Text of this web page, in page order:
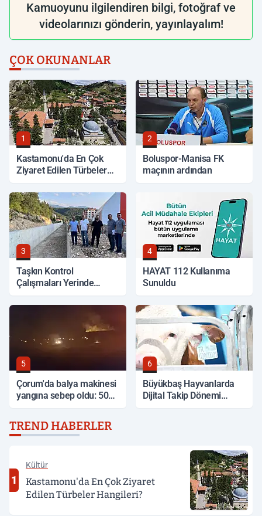
Kamuoyunu ilgilendiren bilgi, fotoğraf ve
videolarınızı gönderin, yayınlayalım!
ÇOK OKUNANLAR
1
Kastamonu'da En Çok
Ziyaret Edilen Türbeler
2
Boluspor-Manisa FK
maçının ardından
3
Taşkın Kontrol
Çalışmaları Yerinde
4
HAYAT 112 Kullanıma
Sunuldu
5
Çorum'da balya makinesi
yangına sebep oldu: 500
6
Büyükbaş Hayvanlarda
Dijital Takip Dönemi
TREND HABERLER
1
Kültür
Kastamonu'da En Çok Ziyaret
Edilen Türbeler Hangileri?